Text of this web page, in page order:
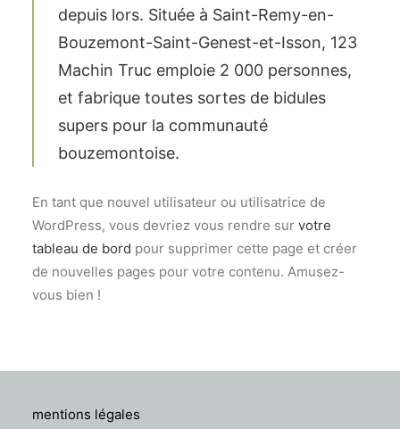
depuis lors. Située à Saint-Remy-en-
Bouzemont-Saint-Genest-et-Isson, 123
Machin Truc emploie 2 000 personnes,
et fabrique toutes sortes de bidules
supers pour la communauté
bouzemontoise.
En tant que nouvel utilisateur ou utilisatrice de
WordPress, vous devriez vous rendre sur votre
tableau de bord pour supprimer cette page et créer
de nouvelles pages pour votre contenu. Amusez-
vous bien !
mentions légales